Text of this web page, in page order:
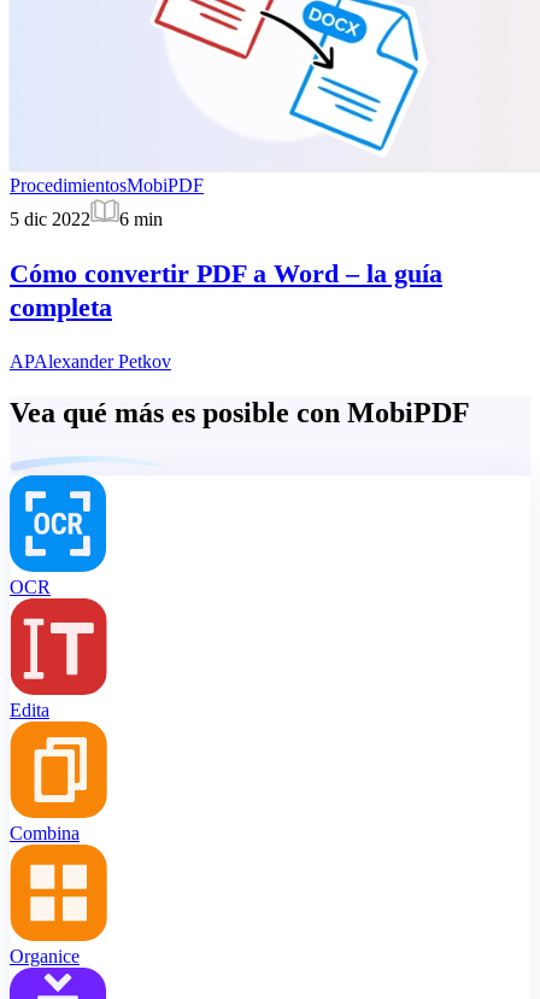
ProcedimientosMobiPDF
5 dic 2022
6 min
Cómo convertir PDF a Word – la guía
completa
APAlexander Petkov
Vea qué más es posible con MobiPDF
OCR
Edita
Combina
Organice